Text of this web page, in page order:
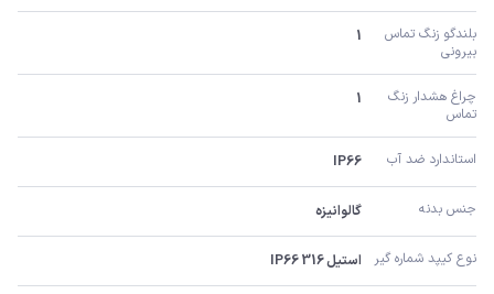
بیرونی
1
تماس
1
استاندارد ضد آب IP66
جنس بدنه گالوانیزه
نوع کیپد شماره گیر استیل 316 IP66